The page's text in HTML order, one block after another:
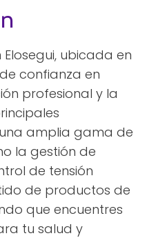
ubicada en
confianza en
profesional y la
amplia gama de
la gestión de
de tensión
de productos de
que encuentres
tu salud y